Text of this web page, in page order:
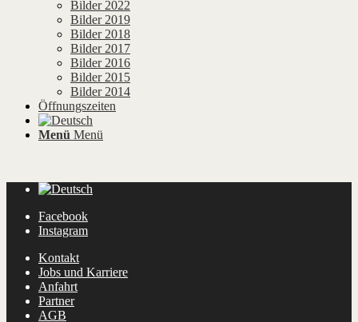
Bilder 2022
Bilder 2019
Bilder 2018
Bilder 2017
Bilder 2016
Bilder 2015
Bilder 2014
Öffnungszeiten
Menü Menü
Facebook
Instagram
Kontakt
Jobs und Karriere
Anfahrt
Partner
AGB